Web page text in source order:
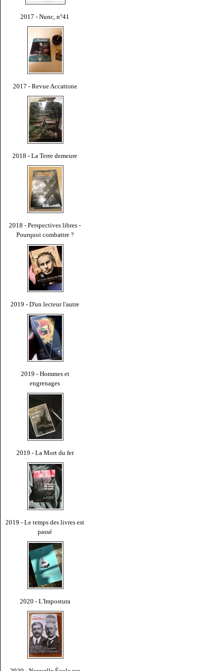
2017 - Nunc, n°41
2017 - Revue Accattone
2018 - La Terre demeure
2018 - Perspectives libres -
Pourquoi combattre ?
2019 - D'un lecteur l'autre
2019 - Hommes et
engrenages
2019 - La Mort du fer
2019 - Le temps des livres est
passé
2020 - L'Impostura